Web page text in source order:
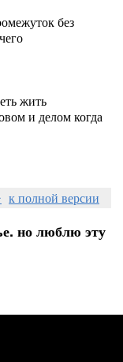
без
жить
и делом когда
к полной версии
но люблю эту